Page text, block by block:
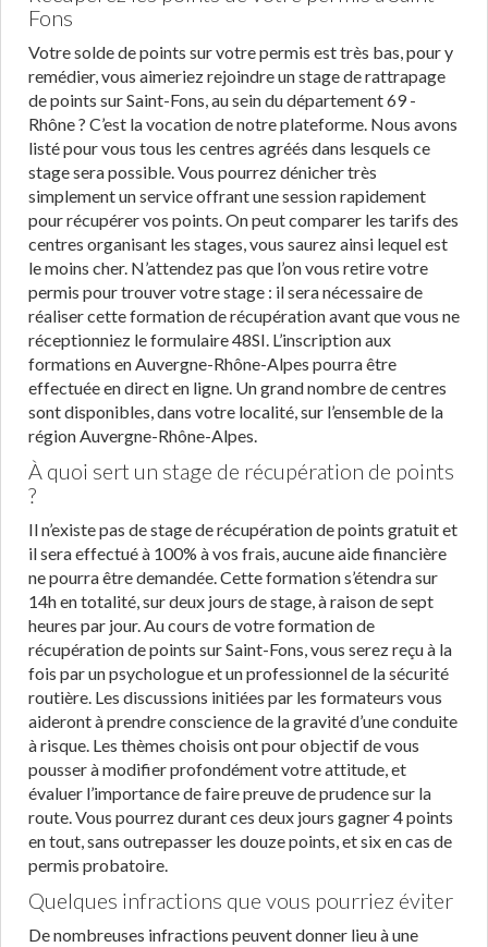
Fons
Votre solde de points sur votre permis est très bas, pour y
remédier, vous aimeriez rejoindre un stage de rattrapage
de points sur Saint-Fons, au sein du département 69 -
Rhône ? C’est la vocation de notre plateforme. Nous avons
listé pour vous tous les centres agréés dans lesquels ce
stage sera possible. Vous pourrez dénicher très
simplement un service offrant une session rapidement
pour récupérer vos points. On peut comparer les tarifs des
centres organisant les stages, vous saurez ainsi lequel est
le moins cher. N’attendez pas que l’on vous retire votre
permis pour trouver votre stage : il sera nécessaire de
réaliser cette formation de récupération avant que vous ne
réceptionniez le formulaire 48SI. L’inscription aux
formations en Auvergne-Rhône-Alpes pourra être
effectuée en direct en ligne. Un grand nombre de centres
sont disponibles, dans votre localité, sur l’ensemble de la
région Auvergne-Rhône-Alpes.
À quoi sert un stage de récupération de points
?
Il n’existe pas de stage de récupération de points gratuit et
il sera effectué à 100% à vos frais, aucune aide financière
ne pourra être demandée. Cette formation s’étendra sur
14h en totalité, sur deux jours de stage, à raison de sept
heures par jour. Au cours de votre formation de
récupération de points sur Saint-Fons, vous serez reçu à la
fois par un psychologue et un professionnel de la sécurité
routière. Les discussions initiées par les formateurs vous
aideront à prendre conscience de la gravité d’une conduite
à risque. Les thèmes choisis ont pour objectif de vous
pousser à modifier profondément votre attitude, et
évaluer l’importance de faire preuve de prudence sur la
route. Vous pourrez durant ces deux jours gagner 4 points
en tout, sans outrepasser les douze points, et six en cas de
permis probatoire.
Quelques infractions que vous pourriez éviter
De nombreuses infractions peuvent donner lieu à une